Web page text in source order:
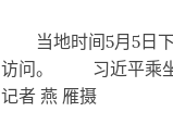
当地时间5月5日下
访问。 习近平乘坐
记者 燕 雁摄